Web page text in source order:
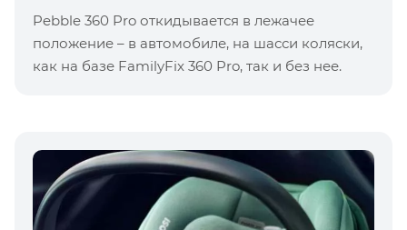
Pebble 360 ​​Pro откидывается в лежачее
положение – в автомобиле, на шасси коляски,
как на базе FamilyFix 360 Pro, так и без нее.